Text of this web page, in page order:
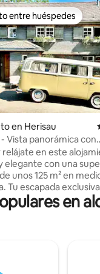
de 5, 122 reseñas
huéspedes
entre huéspedes
en Herisau
Vista panorámica con
relájate en este
elegante con una
unos 125 m² en
Tu escapada
de 360
y, sinen